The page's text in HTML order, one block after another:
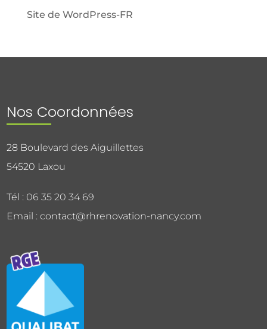
Site de WordPress-FR
Nos Coordonnées
28 Boulevard des Aiguillettes
54520 Laxou
Tél : 06 35 20 34 69
Email : contact@rhrenovation-nancy.com